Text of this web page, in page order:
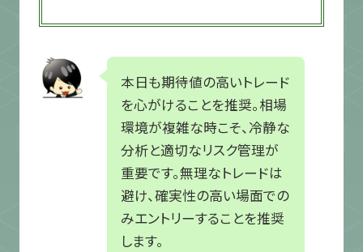
本日も期待値の高いトレード
を心がけることを推奨。相場
環境が複雑な時こそ、冷静な
分析と適切なリスク管理が
重要です。無理なトレードは
避け、確実性の高い場面での
みエントリーすることを推奨
します。